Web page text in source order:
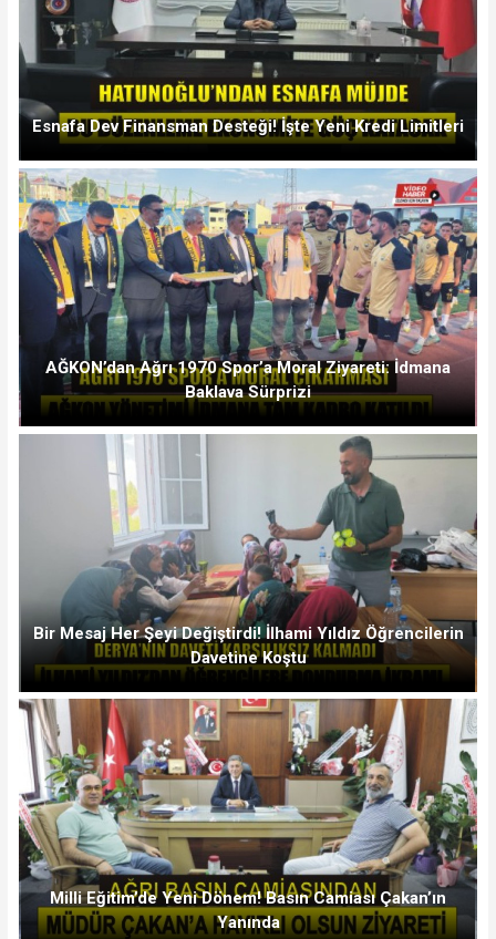
Esnafa Dev Finansman Desteği! İşte Yeni Kredi Limitleri
AĞKON’dan Ağrı 1970 Spor’a Moral Ziyareti: İdmana
Baklava Sürprizi
Bir Mesaj Her Şeyi Değiştirdi! İlhami Yıldız Öğrencilerin
Davetine Koştu
Milli Eğitim’de Yeni Dönem! Basın Camiası Çakan’ın
Yanında